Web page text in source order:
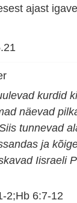
ajast
kurdid
näevad
tunnevad
ja
Iisraeli
2;Hb 6:7-12